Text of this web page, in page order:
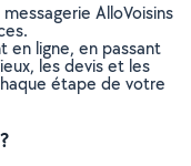
AlloVoisins
en ligne, en passant
les devis et les
étape de votre